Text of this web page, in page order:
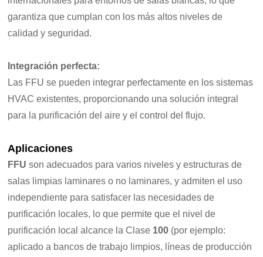
garantiza que cumplan con los más altos niveles de
calidad y seguridad.
Integración perfecta:
Las FFU se pueden integrar perfectamente en los sistemas
HVAC existentes, proporcionando una solución integral
para la purificación del aire y el control del flujo.
Aplicaciones
FFU son adecuados para varios niveles y estructuras de
salas limpias laminares o no laminares, y admiten el uso
independiente para satisfacer las necesidades de
purificación locales, lo que permite que el nivel de
purificación local alcance la Clase 100 (por ejemplo:
aplicado a bancos de trabajo limpios, líneas de producción